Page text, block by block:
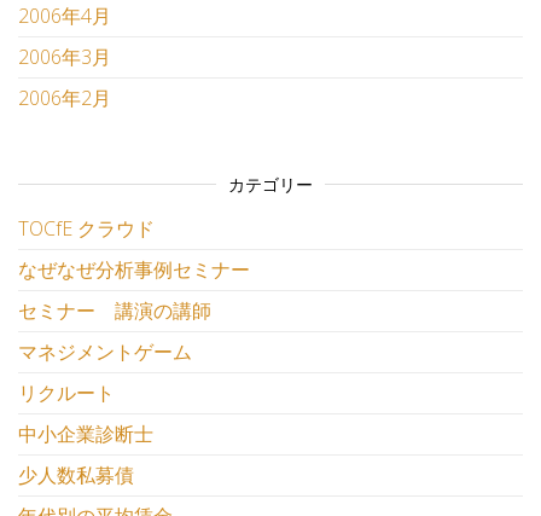
2006年4月
2006年3月
2006年2月
カテゴリー
TOCfE クラウド
なぜなぜ分析事例セミナー
セミナー 講演の講師
マネジメントゲーム
リクルート
中小企業診断士
少人数私募債